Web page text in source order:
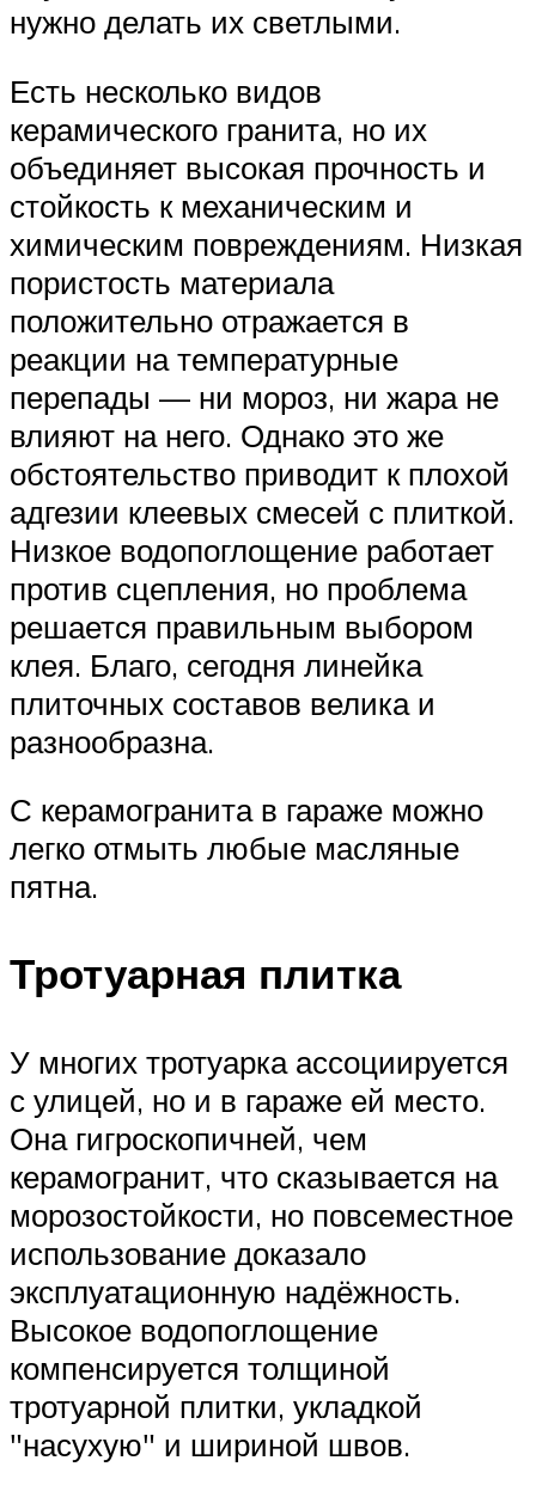
нужно делать их светлыми.
Есть несколько видов
керамического гранита, но их
объединяет высокая прочность и
стойкость к механическим и
химическим повреждениям. Низкая
пористость материала
положительно отражается в
реакции на температурные
перепады — ни мороз, ни жара не
влияют на него. Однако это же
обстоятельство приводит к плохой
адгезии клеевых смесей с плиткой.
Низкое водопоглощение работает
против сцепления, но проблема
решается правильным выбором
клея. Благо, сегодня линейка
плиточных составов велика и
разнообразна.
С керамогранита в гараже можно
легко отмыть любые масляные
пятна.
Тротуарная плитка
У многих тротуарка ассоциируется
с улицей, но и в гараже ей место.
Она гигроскопичней, чем
керамогранит, что сказывается на
морозостойкости, но повсеместное
использование доказало
эксплуатационную надёжность.
Высокое водопоглощение
компенсируется толщиной
тротуарной плитки, укладкой
насухую
и шириной швов.